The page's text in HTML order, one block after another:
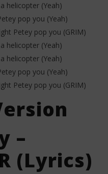
helicopter (Yeah)
pop you (Yeah)
Petey pop you (GRIM)
helicopter (Yeah)
helicopter (Yeah)
pop you (Yeah)
Petey pop you (GRIM)
–
(Lyrics)